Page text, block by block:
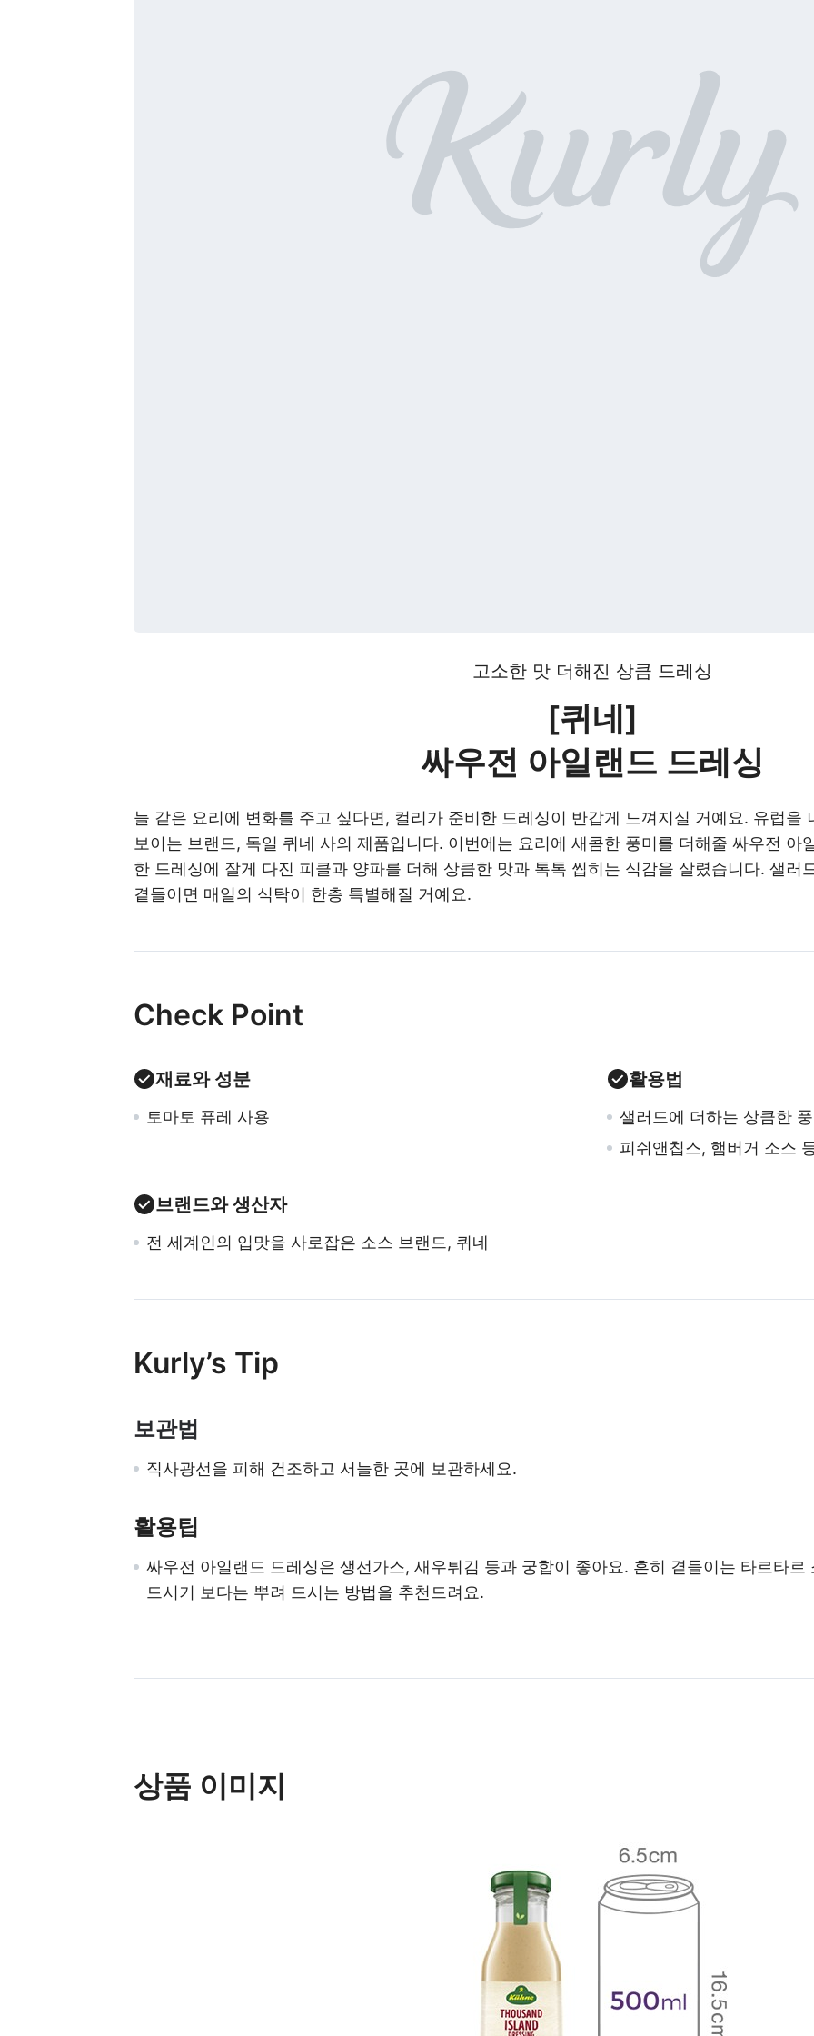
고소한 맛 더해진 상큼 드레싱
[퀴네]
싸우전 아일랜드 드레싱
늘 같은 요리에 변화를 주고 싶다면, 컬리가 준비한 드레싱이 반갑게 느껴지실 거예요. 유럽을
보이는 브랜드, 독일 퀴네 사의 제품입니다. 이번에는 요리에 새콤한 풍미를 더해줄 싸우전 아
한 드레싱에 잘게 다진 피클과 양파를 더해 상큼한 맛과 톡톡 씹히는 식감을 살렸습니다. 샐러
곁들이면 매일의 식탁이 한층 특별해질 거예요.
Check Point
재료와 성분
토마토 퓨레 사용
활용법
샐러드에 더하는 상큼한 풍
피쉬앤칩스, 햄버거 소스
브랜드와 생산자
전 세계인의 입맛을 사로잡은 소스 브랜드, 퀴네
Kurly’s Tip
보관법
직사광선을 피해 건조하고 서늘한 곳에 보관하세요.
활용팁
싸우전 아일랜드 드레싱은 생선가스, 새우튀김 등과 궁합이 좋아요. 흔히 곁들이는 타르타르
드시기 보다는 뿌려 드시는 방법을 추천드려요.
상품 이미지